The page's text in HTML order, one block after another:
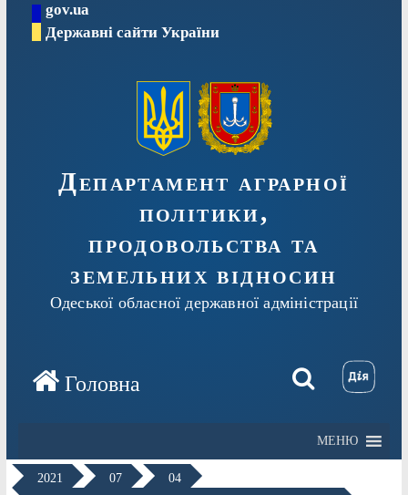
Перейтиgov.ua
Державні сайти України
Департамент аграрної
політики,
продовольства та
земельних відносин
Одеської обласної державної адміністрації
МЕНЮ
2021 07
04